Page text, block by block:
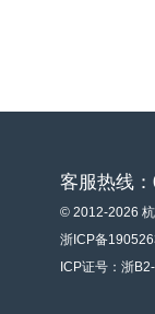
客服热线
© 2012-2026
浙ICP备
ICP证号：浙